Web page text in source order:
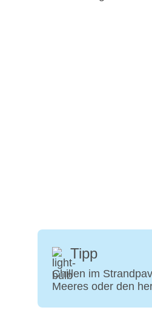
Tipp
Chillen im
Meeres oder den